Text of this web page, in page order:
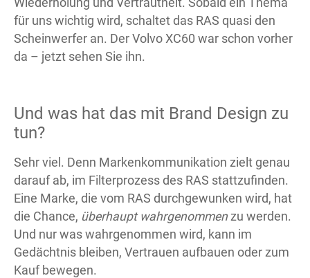
Wiederholung und Vertrautheit. Sobald ein Thema
für uns wichtig wird, schaltet das RAS quasi den
Scheinwerfer an. Der Volvo XC60 war schon vorher
da – jetzt sehen Sie ihn.
Und was hat das mit Brand Design zu
tun?
Sehr viel. Denn Markenkommunikation zielt genau
darauf ab, im Filterprozess des RAS stattzufinden.
Eine Marke, die vom RAS durchgewunken wird, hat
die Chance, überhaupt wahrgenommenzu werden.
Und nur was wahrgenommen wird, kann im
Gedächtnis bleiben, Vertrauen aufbauen oder zum
Kauf bewegen.